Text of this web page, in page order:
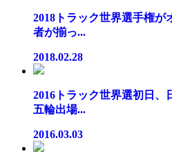
2018トラック世界選手権が
者が揃っ...
2018.02.28
2016トラック世界選初日、
五輪出場...
2016.03.03